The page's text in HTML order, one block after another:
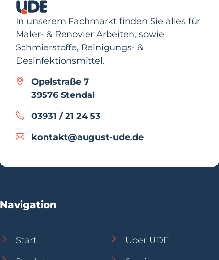
In unserem Fachmarkt finden Sie alles für
Maler- & Renovier Arbeiten, sowie
Schmierstoffe, Reinigungs- &
Desinfektionsmittel.
Opelstraße 7
39576 Stendal
03931 / 21 24 53
kontakt@august-ude.de
Navigation
Start
Über UDE